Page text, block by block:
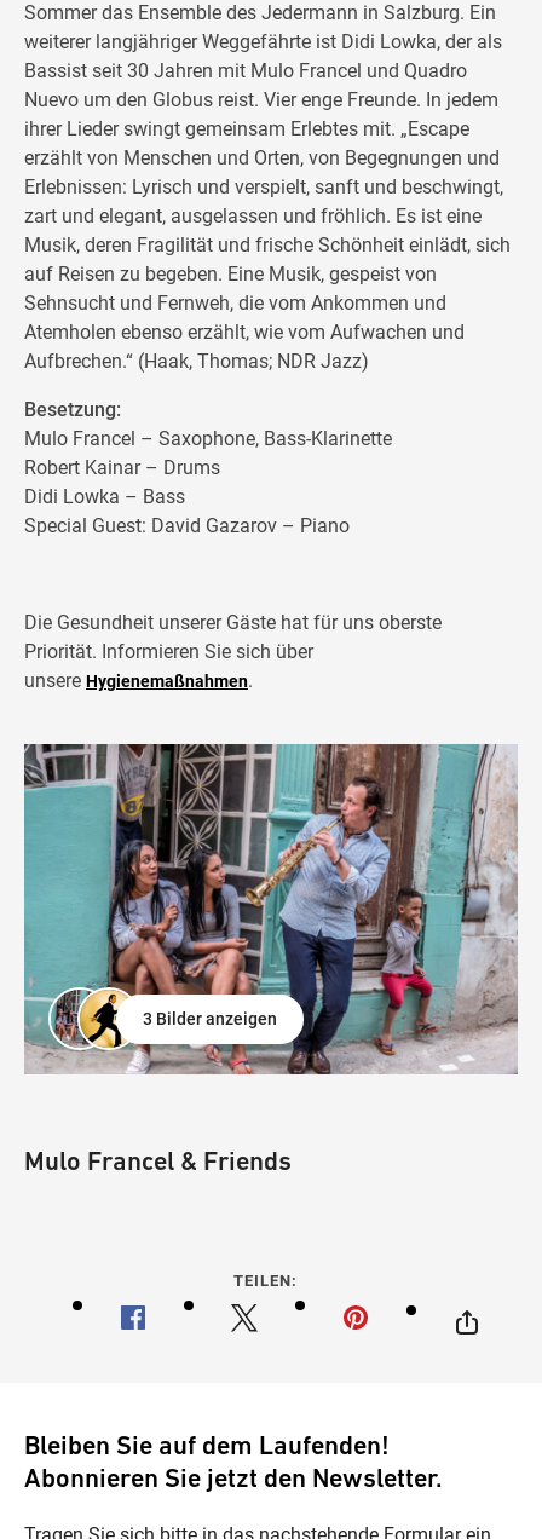
Sommer das Ensemble des Jedermann in Salzburg. Ein
weiterer langjähriger Weggefährte ist Didi Lowka, der als
Bassist seit 30 Jahren mit Mulo Francel und Quadro
Nuevo um den Globus reist. Vier enge Freunde. In jedem
ihrer Lieder swingt gemeinsam Erlebtes mit. „Escape
erzählt von Menschen und Orten, von Begegnungen und
Erlebnissen: Lyrisch und verspielt, sanft und beschwingt,
zart und elegant, ausgelassen und fröhlich. Es ist eine
Musik, deren Fragilität und frische Schönheit einlädt, sich
auf Reisen zu begeben. Eine Musik, gespeist von
Sehnsucht und Fernweh, die vom Ankommen und
Atemholen ebenso erzählt, wie vom Aufwachen und
Aufbrechen.“ (Haak, Thomas; NDR Jazz)
Besetzung:
Mulo Francel – Saxophone, Bass-Klarinette
Robert Kainar – Drums
Didi Lowka – Bass
Special Guest: David Gazarov – Piano
Die Gesundheit unserer Gäste hat für uns oberste
Priorität. Informieren Sie sich über
unsere Hygienemaßnahmen.
3 Bilder anzeigen
Mulo Francel & Friends
TEILEN:
Bleiben Sie auf dem Laufenden!
Abonnieren Sie jetzt den Newsletter.